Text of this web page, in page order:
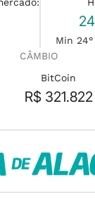
Min
CÂMBIO
BitCoin
R$ 321.822